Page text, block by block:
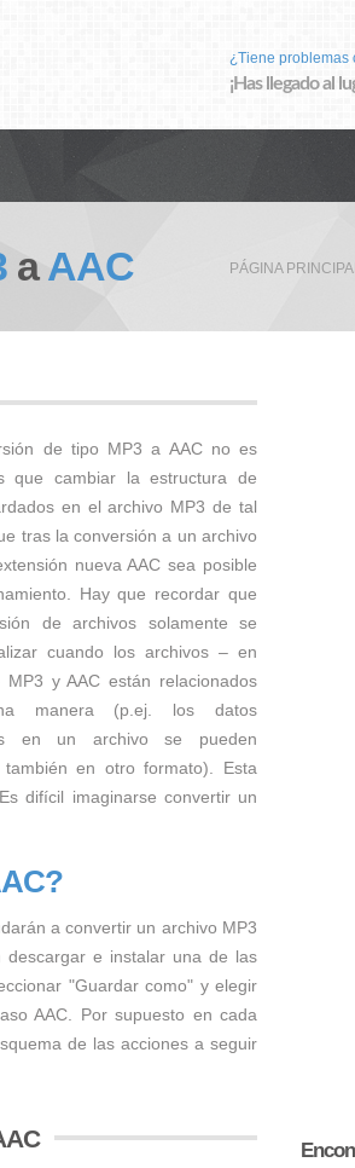
¿Tiene problemas
¡Has llegado al
aAAC PÁGINA
de tipo MP3 a AAC no es
que cambiar la estructura de
en el archivo MP3 de tal
tras la conversión a un archivo
nueva AAC sea posible
Hay que recordar que
de archivos solamente se
cuando los archivos – en
MP3 y AAC están relacionados
manera (p.ej. los datos
en un archivo se pueden
también en otro formato). Esta
difícil imaginarse convertir un
a convertir un archivo MP3
e instalar una de las
"Guardar como" y elegir
AAC. Por supuesto en cada
de las acciones a seguir